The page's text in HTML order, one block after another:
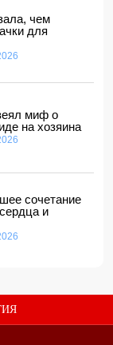
400 млн
продукта
статус
чем
для
миф о
на хозяина
сочетание
и